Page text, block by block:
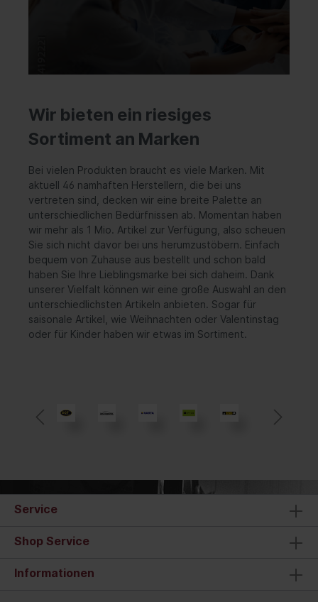
Wir bieten ein riesiges
Sortiment an Marken
Bei vielen Produkten braucht es viele Marken. Mit
aktuell 46 namhaften Herstellern, die bei uns
vertreten sind, decken wir eine breite Palette an
unterschiedlichen Bedürfnissen ab. Momentan haben
wir mehr als 1 Mio. Artikel zur Verfügung, also scheuen
Sie sich nicht davor bei uns herumzustöbern. Einfach
bequem von Zuhause aus bestellt und schon bald
haben Sie Ihre Lieblingsmarke bei sich daheim. Dank
unserer Vielfalt können wir eine große Auswahl an den
unterschiedlichsten Artikeln anbieten. Sogar für
saisonale Artikel, wie Weihnachten oder Valentinstag
oder für Kinder haben wir etwas im Sortiment.
Service
Shop Service
Informationen